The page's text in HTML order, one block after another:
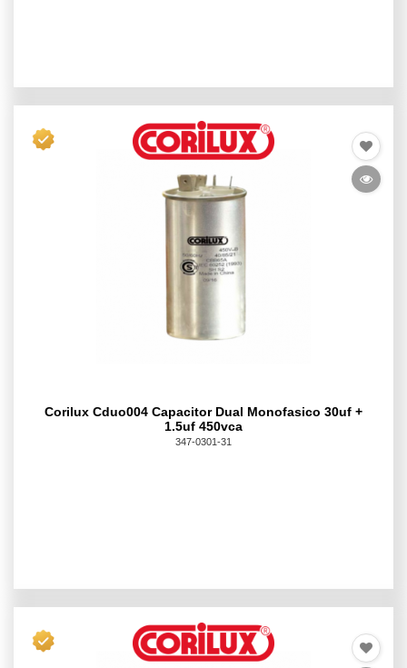
Corilux Cduo004 Capacitor Dual Monofasico 30uf +
1.5uf 450vca
347-0301-31